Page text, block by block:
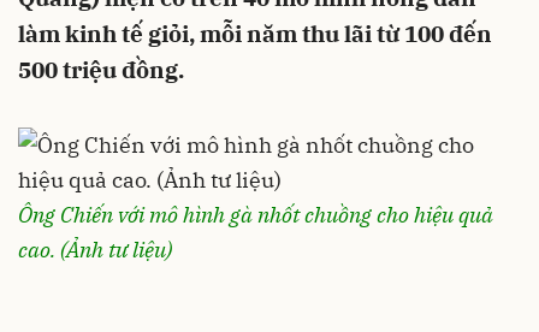
làm kinh tế giỏi, mỗi năm thu lãi từ 100 đến
500 triệu đồng.
Ông Chiến với mô hình gà nhốt chuồng cho hiệu quả
cao. (Ảnh tư liệu)